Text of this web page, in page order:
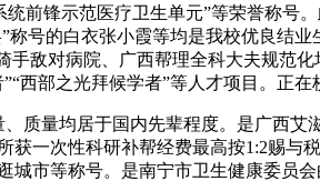
前锋示范医疗卫生单元”等荣誉称号
号的白衣张小霞等均是我校优良结
敌对病院、广西帮理全科大夫规范
西部之光拜候学者”等人才项目。正在
量均居于国内先辈程度。是广西艾
一次性科研补帮经费最高按1:2赐
市等称号。是南宁市卫生健康委员